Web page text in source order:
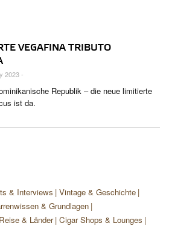
VEGAFINA TRIBUTO
2023 -
Republik – die neue limitierte
ist da.
& Interviews Vintage & Geschichte
& Grundlagen
Reise & Länder Cigar Shops & Lounges